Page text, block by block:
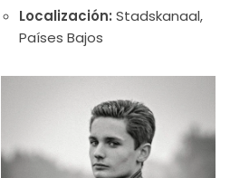
Localización: Stadskanaal,
Países Bajos